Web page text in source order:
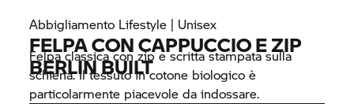
Abbigliamento Lifestyle | Unisex
FELPA CON CAPPUCCIO E ZIP
BERLIN BUILT
Felpa classica con zip e scritta stampata sulla
schiena. Il tessuto in cotone biologico è
particolarmente piacevole da indossare.